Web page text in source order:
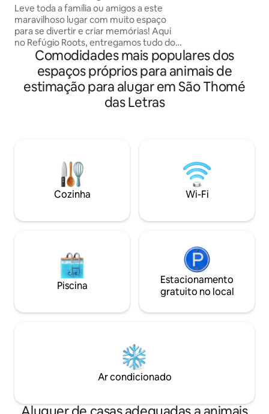
Leve toda a família ou amigos a este
maravilhoso lugar com muito espaço
para se divertir e criar memórias! Aqui
no Refúgio Roots, entregamos tudo do
melhor com uma mistura de estilo
rústico e moderno, para que você possa
ter a experiência de uma vida na roça
com o conforto que todos desejamos
para um ótimo descanso. 3km do Centro
de STL ; cachoeiras próximas- Eubiose
Letras!
Comodidades mais populares dos
espaços próprios para animais de
estimação para alugar em São Thomé
das Letras
Cozinha Wi-Fi
Piscina
Estacionamento
gratuito no local
Ar condicionado